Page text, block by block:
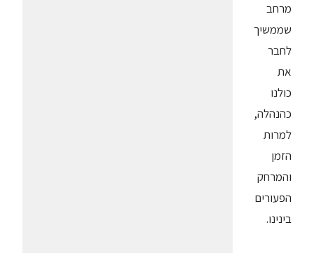
מרחב
שממשיך
לחבר
את
כולנו
כהנהלה,
למרות
הזמן
והמרחק
הפעורים
בינינו.